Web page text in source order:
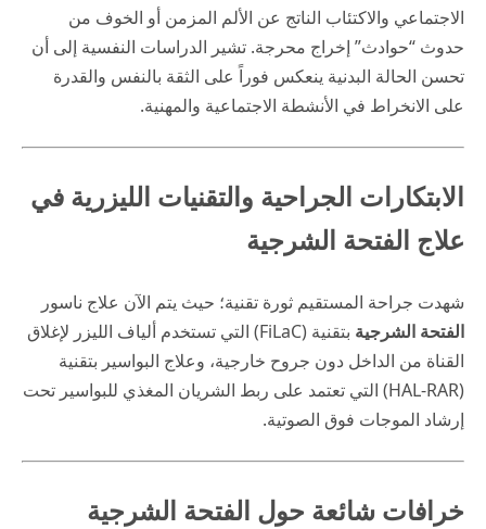
الاجتماعي والاكتئاب الناتج عن الألم المزمن أو الخوف من
حدوث “حوادث” إخراج محرجة. تشير الدراسات النفسية إلى أن
تحسن الحالة البدنية ينعكس فوراً على الثقة بالنفس والقدرة
على الانخراط في الأنشطة الاجتماعية والمهنية.
الابتكارات الجراحية والتقنيات الليزرية في
علاج الفتحة الشرجية
شهدت جراحة المستقيم ثورة تقنية؛ حيث يتم الآن علاج ناسور
الفتحة الشرجية
بتقنية (FiLaC) التي تستخدم ألياف الليزر لإغلاق
القناة من الداخل دون جروح خارجية، وعلاج البواسير بتقنية
(HAL-RAR) التي تعتمد على ربط الشريان المغذي للبواسير تحت
إرشاد الموجات فوق الصوتية.
خرافات شائعة حول الفتحة الشرجية